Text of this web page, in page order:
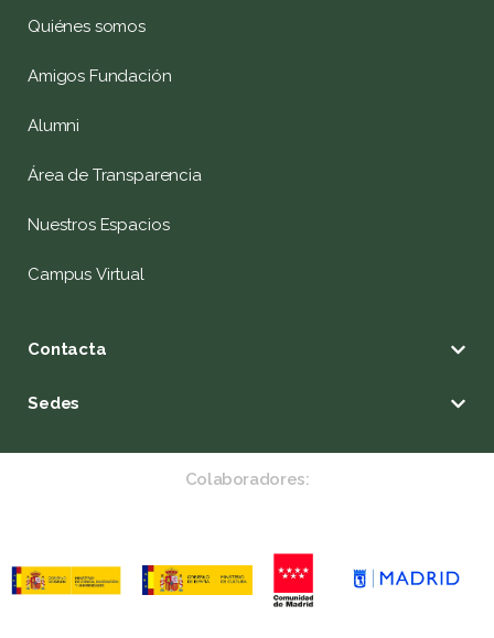
Quiénes somos
Amigos Fundación
Alumni
Área de Transparencia
Nuestros Espacios
Campus Virtual
Contacta
Sedes
Colaboradores: